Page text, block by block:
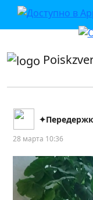
приложении или в
28 марта 10:36